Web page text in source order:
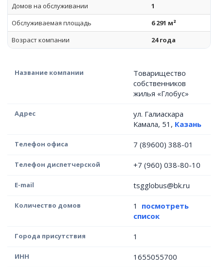
Домов на обслуживании
1
Обслуживаемая площадь
6 291 м²
Возраст компании
24 года
Название компании
Товарищество
собственников
жилья «Глобус»
Адрес
ул. Галиаскара
Камала, 51, Казань
Телефон офиса 7 (89600) 388-01
Телефон диспетчерской +7 (960) 038-80-10
E-mail tsgglobus@bk.ru
Количество домов 1 посмотреть
список
Города присутствия 1
ИНН 1655055700